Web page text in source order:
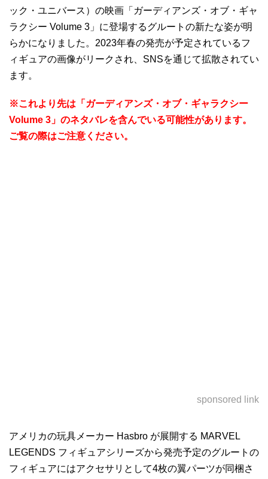
ック・ユニバース）の映画「ガーディアンズ・オブ・ギャ
ラクシー Volume 3」に登場するグルートの新たな姿が明
らかになりました。2023年春の発売が予定されているフ
ィギュアの画像がリークされ、SNSを通じて拡散されてい
ます。
※これより先は「ガーディアンズ・オブ・ギャラクシー
Volume 3」のネタバレを含んでいる可能性があります。
ご覧の際はご注意ください。
sponsored link
アメリカの玩具メーカー Hasbro が展開する MARVEL
LEGENDS フィギュアシリーズから発売予定のグルートの
フィギュアにはアクセサリとして4枚の翼パーツが同梱さ